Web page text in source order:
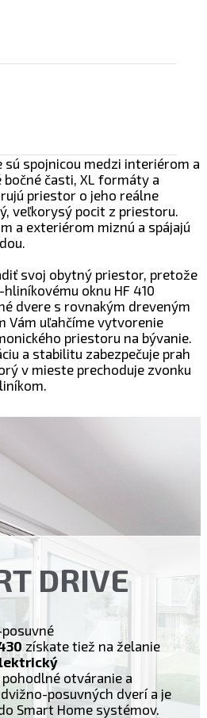
spojnicou medzi interiérom a
časti, XL formáty a
priestor o jeho reálne
veľkorysý pocit z priestoru.
a exteriérom miznú a spájajú
svoj obytný priestor, pretože
oknu HF 410
dvere s rovnakým dreveným
Vám uľahčíme vytvorenie
priestoru na bývanie.
a stabilitu zabezpečuje prah
v mieste prechoduje zvonku
DRIVE
získate tiež na želanie
pohodlné otváranie a
posuvných dverí a je
Smart Home systémov.